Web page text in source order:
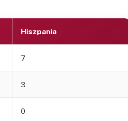
Hiszpania
7
3
0